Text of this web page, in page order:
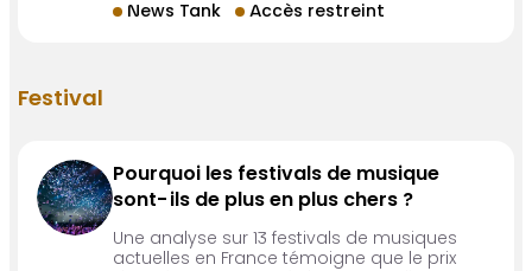
News Tank Accès restreint
Festival
Pourquoi les festivals de musique
sont-ils de plus en plus chers ?
Une analyse sur 13 festivals de musiques
actuelles en France témoigne que le prix